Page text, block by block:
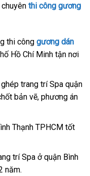
chuyên thi công gương
thi công gương dán
Hồ Chí Minh tận nơi
trang trí Spa quận
bản vẽ, phương án
Thạnh TPHCM tốt
trí Spa ở quận Bình
năm.